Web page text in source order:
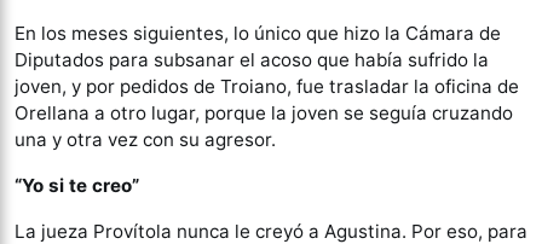
En los meses siguientes, lo único que hizo la Cámara de
Diputados para subsanar el acoso que había sufrido la
joven, y por pedidos de Troiano, fue trasladar la oficina de
Orellana a otro lugar, porque la joven se seguía cruzando
una y otra vez con su agresor.
“Yo si te creo”
La jueza Provítola nunca le creyó a Agustina. Por eso, para